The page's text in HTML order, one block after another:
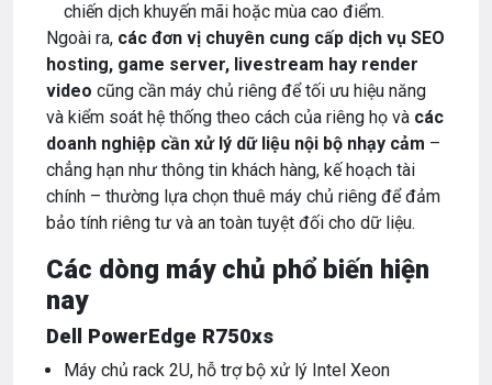
chiến dịch khuyến mãi hoặc mùa cao điểm.
Ngoài ra, các đơn vị chuyên cung cấp dịch vụ SEO
hosting, game server, livestream hay render
video cũng cần máy chủ riêng để tối ưu hiệu năng
và kiểm soát hệ thống theo cách của riêng họ và các
doanh nghiệp cần xử lý dữ liệu nội bộ nhạy cảm –
chẳng hạn như thông tin khách hàng, kế hoạch tài
chính – thường lựa chọn thuê máy chủ riêng để đảm
bảo tính riêng tư và an toàn tuyệt đối cho dữ liệu.
Các dòng máy chủ phổ biến hiện
nay
Dell PowerEdge R750xs
Máy chủ rack 2U, hỗ trợ bộ xử lý Intel Xeon